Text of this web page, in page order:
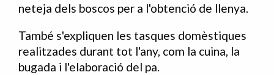
neteja dels boscos per a l'obtenció de llenya.
També s'expliquen les tasques domèstiques
realitzades durant tot l'any, com la cuina, la
bugada i l'elaboració del pa.